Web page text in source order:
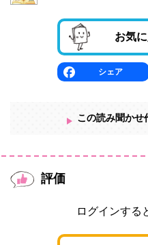
お気
シェア
この読み聞かせ
評価
ログインする